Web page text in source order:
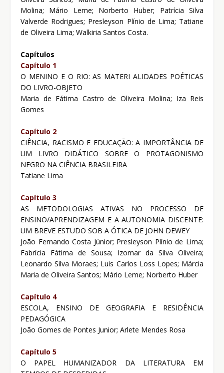
Molina; Mário Leme; Norberto Huber; Patrícia Silva
Valverde Rodrigues; Presleyson Plínio de Lima; Tatiane
de Oliveira Lima; Walkiria Santos Costa.
Capítulos
Capítulo 1
O MENINO E O RIO: AS MATERI ALIDADES POÉTICAS
DO LIVRO-OBJETO
Maria de Fátima Castro de Oliveira Molina; Iza Reis
Gomes
Capítulo 2
CIÊNCIA, RACISMO E EDUCAÇÃO: A IMPORTÂNCIA DE
UM LIVRO DIDÁTICO SOBRE O PROTAGONISMO
NEGRO NA CIÊNCIA BRASILEIRA
Tatiane Lima
Capítulo 3
AS METODOLOGIAS ATIVAS NO PROCESSO DE
ENSINO/APRENDIZAGEM E A AUTONOMIA DISCENTE:
UM BREVE ESTUDO SOB A ÓTICA DE JOHN DEWEY
João Fernando Costa Júnior; Presleyson Plínio de Lima;
Fabrícia Fátima de Sousa; Izomar da Silva Oliveira;
Leonardo Silva Moraes; Luis Carlos Loss Lopes; Márcia
Maria de Oliveira Santos; Mário Leme; Norberto Huber
Capítulo 4
ESCOLA, ENSINO DE GEOGRAFIA E RESIDÊNCIA
PEDAGÓGICA
João Gomes de Pontes Junior; Arlete Mendes Rosa
Capítulo 5
O PAPEL HUMANIZADOR DA LITERATURA EM